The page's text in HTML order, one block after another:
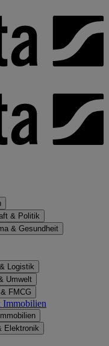
& Politik
& Gesundheit
Logistik
Umwelt
FMCG
Immobilien
Elektronik